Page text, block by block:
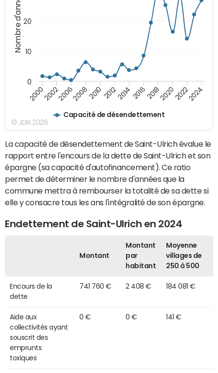
Nombre d'années
Capacité de désendettement
20002002200620082010 2012201420162018202020222024
0
10
20
© JDN 2026
La capacité de désendettement de Saint-Ulrich évalue le
rapport entre l'encours de la dette de Saint-Ulrich et son
épargne (sa capacité d'autofinancement). Ce ratio
permet de déterminer le nombre d'années que la
commune mettra à rembourser la totalité de sa dette si
elle y consacre tous les ans l'intégralité de son épargne.
Endettement de Saint-Ulrich en 2024
Montant
Montant
par
habitant
Moyenne
villages de
250 à 500
Encours de la
dette
741 760 € 2 408 € 184 081 €
Aide aux
collectivités ayant
souscrit des
emprunts
toxiques
0 € 0 € 141 €